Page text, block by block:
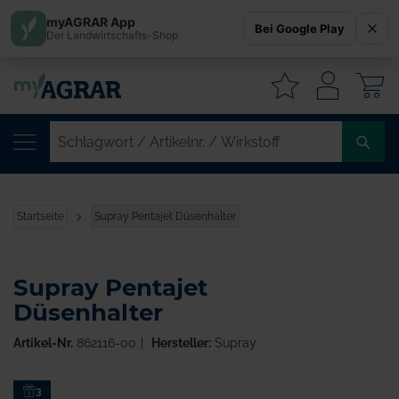
Startseite Supray Pentajet Düsenhalter
Zum3
Supray Pentajet
Düsenhalter
Artikel-Nr. 862116-00 Hersteller:Supray
myAGRAR App
Der Landwirtschafts-Shop Bei Google Play